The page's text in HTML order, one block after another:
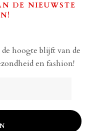
DE NIEUWSTE
hoogte blijft van de
en fashion!